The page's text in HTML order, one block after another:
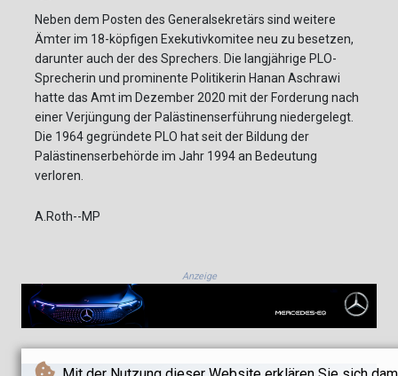
Neben dem Posten des Generalsekretärs sind weitere
Ämter im 18-köpfigen Exekutivkomitee neu zu besetzen,
darunter auch der des Sprechers. Die langjährige PLO-
Sprecherin und prominente Politikerin Hanan Aschrawi
hatte das Amt im Dezember 2020 mit der Forderung nach
einer Verjüngung der Palästinenserführung niedergelegt.
Die 1964 gegründete PLO hat seit der Bildung der
Palästinenserbehörde im Jahr 1994 an Bedeutung
verloren.
A.Roth--MP
Anzeige